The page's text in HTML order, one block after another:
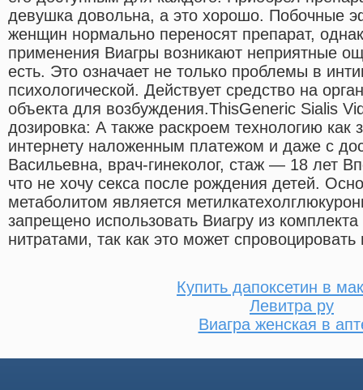
девушка довольна, а это хорошо. Побочные
женщин нормально переносят препарат,
применения Виагры возникают неприятные
есть. Это означает не только проблемы в
психологической. Действует средство на
объекта для возбуждения.ThisGeneric Sialis
дозировка: А также раскроем технологию как
интернету наложенным платежом и даже с
Васильевна, врач-гинеколог, стаж — 18 лет
что не хочу секса после рождения детей.
метаболитом является
запрещено использовать Виагру из
нитратами, так как это может
Купить дапоксетин в
Левитра ру
Виагра женская в